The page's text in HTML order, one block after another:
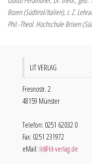
Bozen (Südtirol/Italien), z. Z.
Phil.-Theol. Hochschule Brixen
LIT VERLAG
Fresnostr. 2
48159 Münster
Telefon: 0251 62032 0
Fax: 0251 231972
eMail: lit@lit-verlag.de